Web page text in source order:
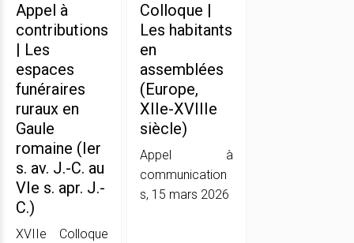
Appel à
contributions
| Les
espaces
funéraires
ruraux en
Gaule
romaine (Ier
s. av. J.-C. au
VIe s. apr. J.-
C.)
XVIIe Colloque
Colloque |
Les habitants
en
assemblées
(Europe,
XIIe-XVIIIe
siècle)
Appel à
communication
s, 15 mars 2026